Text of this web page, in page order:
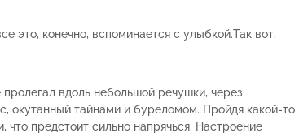
это, конечно, вспоминается с улыбкой.Так вот,
вдоль небольшой речушки, через
окутанный тайнами и буреломом. Пройдя какой-то
что предстоит сильно напрячься. Настроение